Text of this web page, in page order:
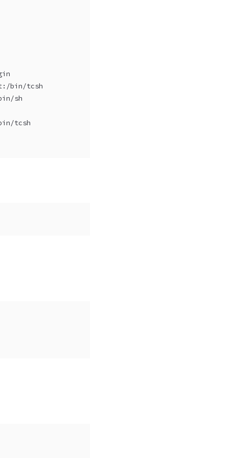
bin/tcsh
sh
tcsh